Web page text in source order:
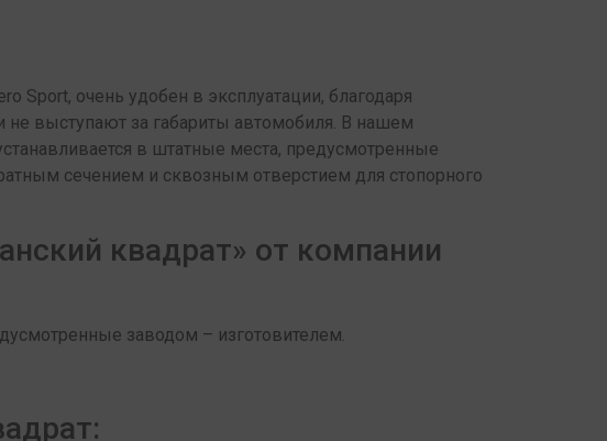
Sport, очень удобен в эксплуатации, благодаря
выступают за габариты автомобиля. В нашем
в штатные места, предусмотренные
сечением и сквозным отверстием для стопорного
квадрат» от компании
заводом – изготовителем.